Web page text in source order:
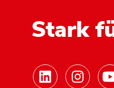
Stark